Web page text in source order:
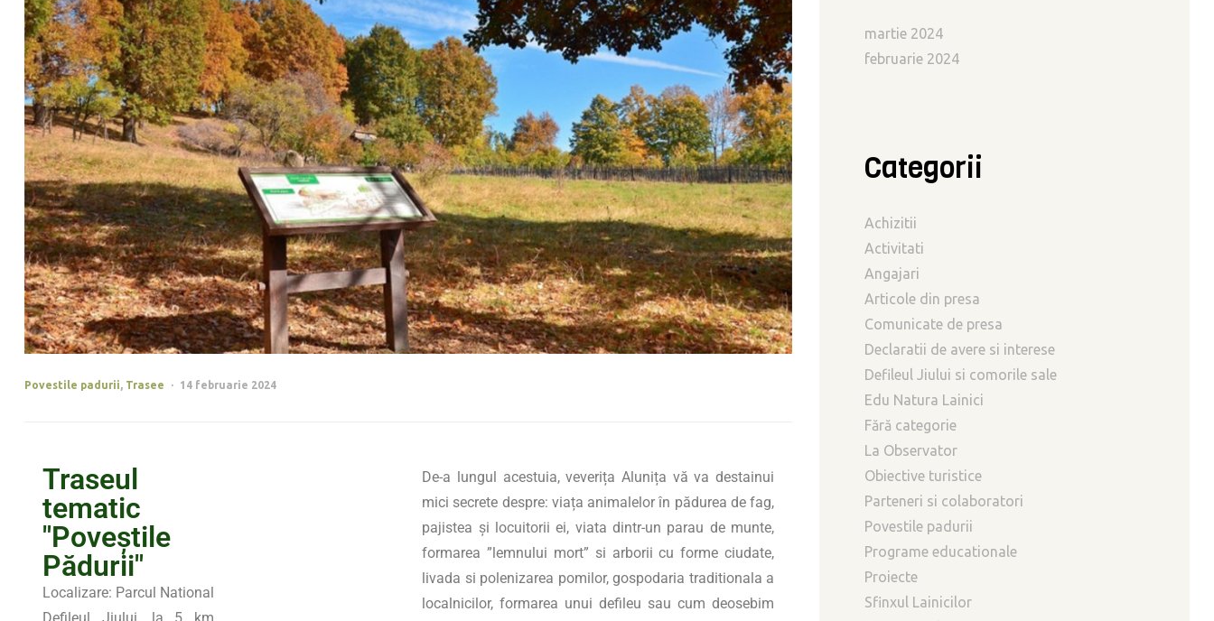
Povestile padurii, Trasee 14 februarie 2024
Traseul
tematic
"Poveștile
Pădurii"
Localizare: Parcul National
De-a lungul acestuia, veverița Alunița vă va destainui
mici secrete despre: viața animalelor în pădurea de fag,
pajistea și locuitorii ei, viata dintr-un parau de munte,
formarea ”lemnului mort” si arborii cu forme ciudate,
livada si polenizarea pomilor, gospodaria traditionala a
localnicilor, formarea unui defileu sau cum deosebim
martie 2024
februarie 2024
Categorii
Achizitii
Activitati
Angajari
Articole din presa
Comunicate de presa
Declaratii de avere si interese
Defileul Jiului si comorile sale
Edu Natura Lainici
Fără categorie
La Observator
Obiective turistice
Parteneri si colaboratori
Povestile padurii
Programe educationale
Proiecte
Sfinxul Lainicilor